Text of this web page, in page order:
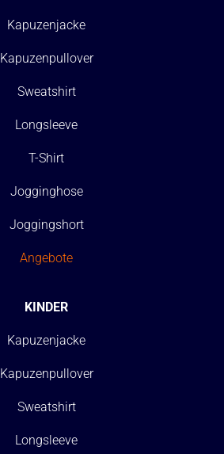
Kapuzenjacke
Kapuzenpullover
Sweatshirt
Longsleeve
T-Shirt
Jogginghose
Joggingshort
Angebote
KINDER
Kapuzenjacke
Kapuzenpullover
Sweatshirt
Longsleeve